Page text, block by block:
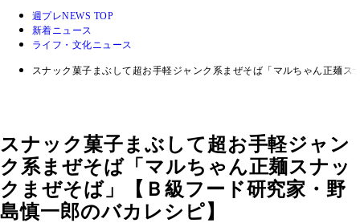
週プレNEWS TOP
新着ニュース
ライフ・文化ニュース
スナック菓子まぶして超お手軽ジャンク系まぜそば「マルちゃん正麺
スナック菓子まぶして超お手軽ジャン
ク系まぜそば「マルちゃん正麺スナッ
クまぜそば」【Ｂ級フード研究家・野
島慎一郎のバカレシピ】